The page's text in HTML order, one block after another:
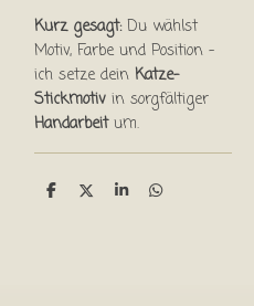
Kurz gesagt:Du wählst
Motiv, Farbe und Position –
ich setze dein Katze-
Stickmotiv in sorgfältiger
Handarbeitum.
T T T T